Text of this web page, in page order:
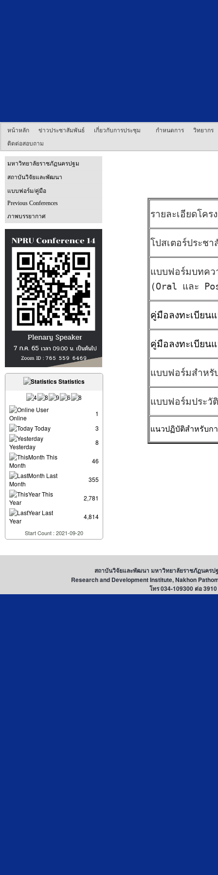
หน้าหลัก ข่าวประชาสัมพันธ์ เกี่ยวกับการประชุม กำหนดการ
วิทยากร
ติดต่อสอบถาม
มหาวิทยาลัยราชภัฏนครปฐม
สถาบันวิจัยและพัฒนา
แบบฟอร์ม/คู่มือ
Previous Conferences
ภาพบรรยากาศ
Statistics
User
Online
1
Today
3
Yesterday
8
This
Month
46
Last
Month
355
This
Year
2,781
Last
Year
4,814
Start Count : 2021-09-20
รายละเอียดโคร
โปสเตอร์ประช
แบบฟอร์มบท
(Oral และ
คู่มือลงทะเบียน
คู่มือลงทะเบียน
แบบฟอร์มสำหรั
แบบฟอร์มประวั
แนวปฏิบัติสำหรับก
สถาบันวิจัยและพัฒนา มหาวิทยาลัยราชภัฏ
Research and Development Institute, Nakhon
โทร 034-109300 ต่อ